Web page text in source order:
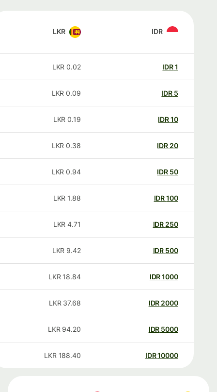
IDR
LKR
IDR
0.02
LKR
IDR
0.09
LKR
IDR
0.19
LKR
20
IDR
0.38
LKR
50
IDR
0.94
LKR
100
IDR
1.88
LKR
250
IDR
4.71
LKR
500
IDR
9.42
LKR
1000
IDR
18.84
LKR
2000
IDR
37.68
LKR
5000
IDR
94.20
LKR
10000
IDR
188.40
LKR